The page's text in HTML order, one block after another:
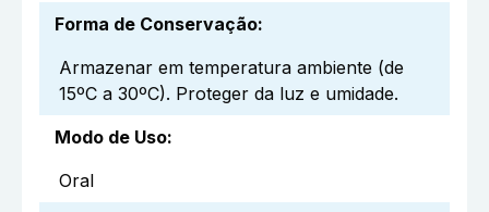
Forma de Conservação:
Armazenar em temperatura ambiente (de
15ºC a 30ºC). Proteger da luz e umidade.
Modo de Uso:
Oral